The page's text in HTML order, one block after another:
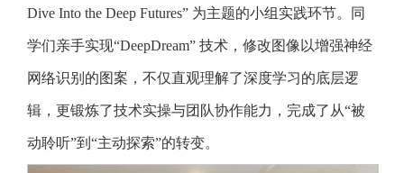
Dive Into the Deep Futures” 为主题的小组实践环节。同
学们亲手实现“DeepDream” 技术，修改图像以增强神经
网络识别的图案，不仅直观理解了深度学习的底层逻
辑，更锻炼了技术实操与团队协作能力，完成了从“被
动聆听”到“主动探索”的转变。